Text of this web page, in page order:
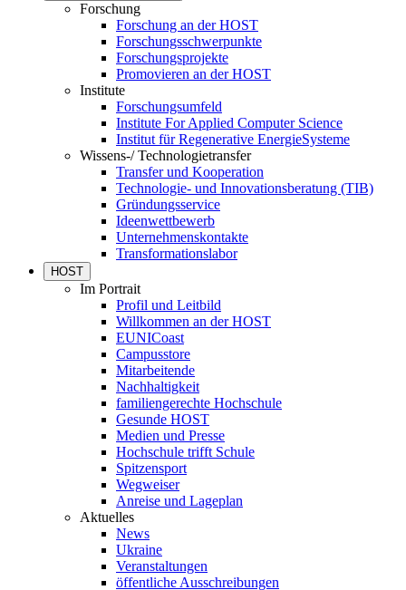
Forschung
Forschung an der HOST
Forschungsschwerpunkte
Forschungsprojekte
Promovieren an der HOST
Institute
Forschungsumfeld
Institute For Applied Computer Science
Institut für Regenerative EnergieSysteme
Wissens-/ Technologietransfer
Transfer und Kooperation
Technologie- und Innovationsberatung (TIB)
Gründungsservice
Ideenwettbewerb
Unternehmenskontakte
Transformationslabor
HOST
Im Portrait
Profil und Leitbild
Willkommen an der HOST
EUNICoast
Campusstore
Mitarbeitende
Nachhaltigkeit
familiengerechte Hochschule
Gesunde HOST
Medien und Presse
Hochschule trifft Schule
Spitzensport
Wegweiser
Anreise und Lageplan
Aktuelles
News
Ukraine
Veranstaltungen
öffentliche Ausschreibungen